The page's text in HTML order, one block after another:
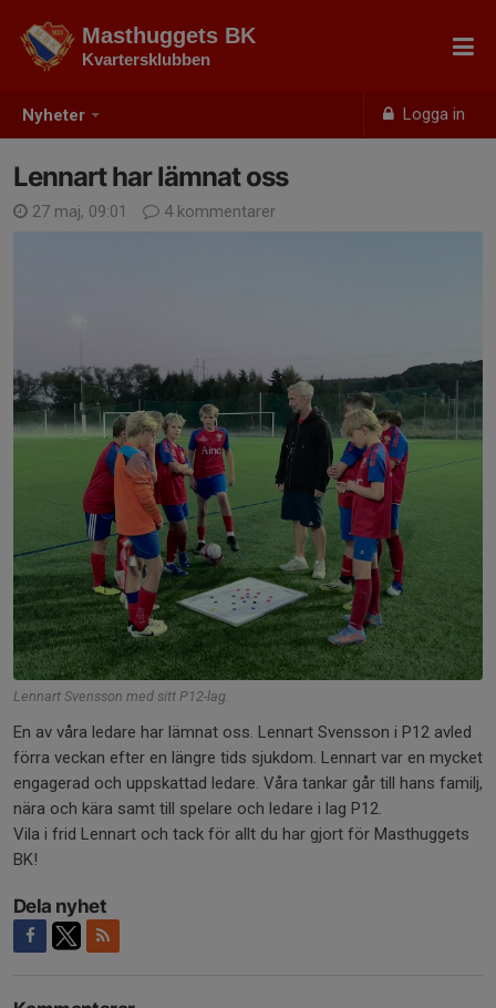
Nyheter Logga in
Masthuggets BK
Kvartersklubben
Lennart har lämnat oss
27 maj, 09:01 4 kommentarer
Lennart Svensson med sitt P12-lag.
En av våra ledare har lämnat oss. Lennart Svensson i P12 avled
förra veckan efter en längre tids sjukdom. Lennart var en mycket
engagerad och uppskattad ledare. Våra tankar går till hans familj,
nära och kära samt till spelare och ledare i lag P12.
Vila i frid Lennart och tack för allt du har gjort för Masthuggets
BK!
Dela nyhet